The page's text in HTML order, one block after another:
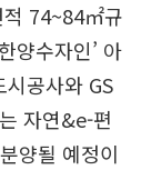
74~84㎡규
양수자인’ 아
공사와 GS
자연&e-편
양될 예정이